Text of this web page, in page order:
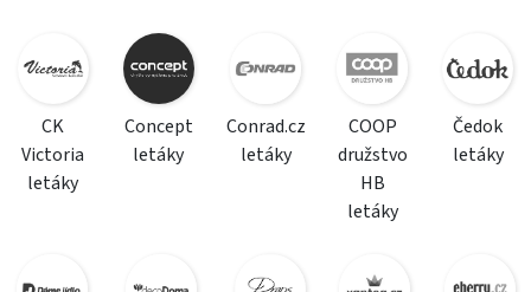
CK
Victoria
letáky
Concept
letáky
Conrad.cz
letáky
COOP
družstvo
HB
letáky
Čedok
letáky